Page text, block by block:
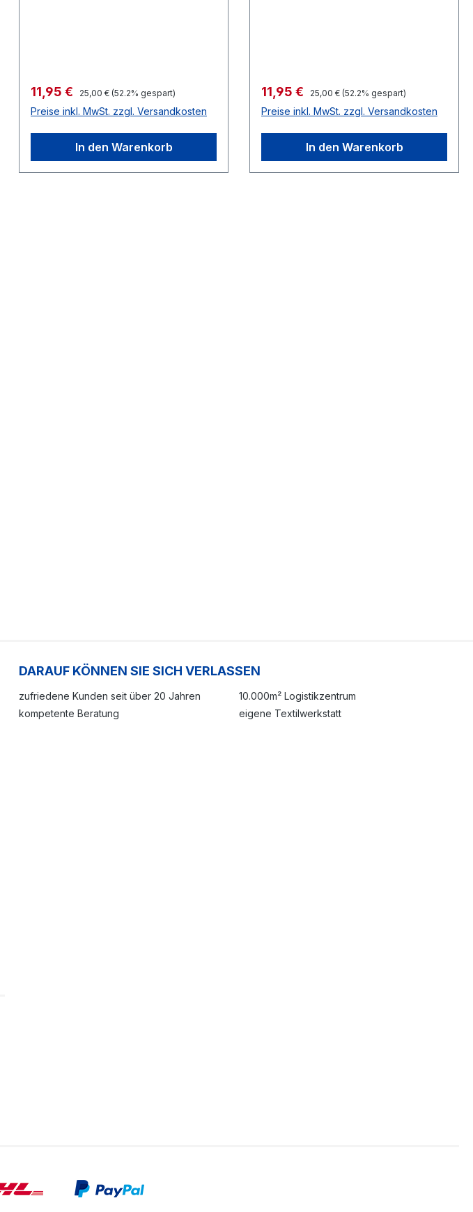
Verkaufspreis:
11,95 € Regulärer Preis:
25,00 € (52.2% gespart)
Preise inkl. MwSt. zzgl. Versandkosten
In den Warenkorb
Verkaufspreis:
11,95 € Regulärer Preis:
25,00 € (52.2% gespart)
Preise inkl. MwSt. zzgl. Versandkosten
In den Warenkorb
DARAUF KÖNNEN SIE SICH VERLASSEN
zufriedene Kunden seit über 20 Jahren
10.000m² Logistikzentrum
kompetente Beratung
eigene Textilwerkstatt